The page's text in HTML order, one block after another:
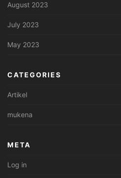
August 2023
July 2023
May 2023
CATEGORIES
Artikel
mukena
META
Log in